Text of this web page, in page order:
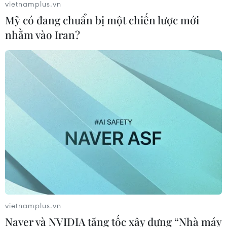
Việt Nam trước 'cơ hội vàng' để 'giải cơn
khát' nhân lực bán dẫn thế giới
28/11/2025 11:54
Theo các chuyên gia, ngành bán dẫn toàn cầu đang
thiếu hàng trăm nghìn kỹ sư, mở ra cơ hội lớn cho Việt
Nam nếu chuẩn bị tốt nguồn nhân lực chất lượng cao.
vietnamplus.vn
Mỹ có đang chuẩn bị một chiến lược mới
nhằm vào Iran?
vietnamplus.vn
Naver và NVIDIA tăng tốc xây dựng “Nhà máy